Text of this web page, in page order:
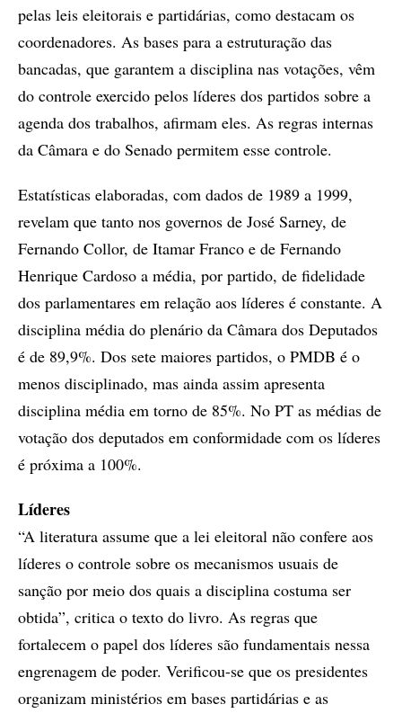
pelas leis eleitorais e partidárias, como destacam os
coordenadores. As bases para a estruturação das
bancadas, que garantem a disciplina nas votações, vêm
do controle exercido pelos líderes dos partidos sobre a
agenda dos trabalhos, afirmam eles. As regras internas
da Câmara e do Senado permitem esse controle.
Estatísticas elaboradas, com dados de 1989 a 1999,
revelam que tanto nos governos de José Sarney, de
Fernando Collor, de Itamar Franco e de Fernando
Henrique Cardoso a média, por partido, de fidelidade
dos parlamentares em relação aos líderes é constante. A
disciplina média do plenário da Câmara dos Deputados
é de 89,9%. Dos sete maiores partidos, o PMDB é o
menos disciplinado, mas ainda assim apresenta
disciplina média em torno de 85%. No PT as médias de
votação dos deputados em conformidade com os líderes
é próxima a 100%.
Líderes
“A literatura assume que a lei eleitoral não confere aos
líderes o controle sobre os mecanismos usuais de
sanção por meio dos quais a disciplina costuma ser
obtida”, critica o texto do livro. As regras que
fortalecem o papel dos líderes são fundamentais nessa
engrenagem de poder. Verificou-se que os presidentes
organizam ministérios em bases partidárias e as